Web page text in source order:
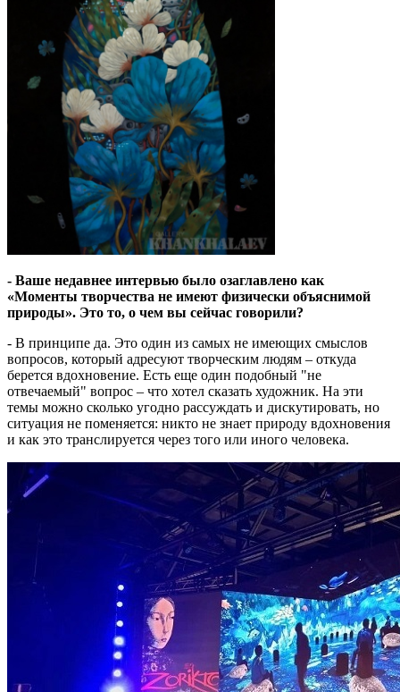
- Ваше недавнее интервью было озаглавлено как
«Моменты творчества не имеют физически объяснимой
природы». Это то, о чем вы сейчас говорили?
- В принципе да. Это один из самых не имеющих смыслов
вопросов, который адресуют творческим людям – откуда
берется вдохновение. Есть еще один подобный "не
отвечаемый" вопрос – что хотел сказать художник. На эти
темы можно сколько угодно рассуждать и дискутировать, но
ситуация не поменяется: никто не знает природу вдохновения
и как это транслируется через того или иного человека.